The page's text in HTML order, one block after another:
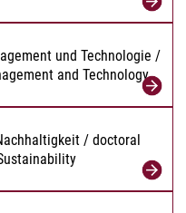
und Technologie /
and Technology
/ doctoral